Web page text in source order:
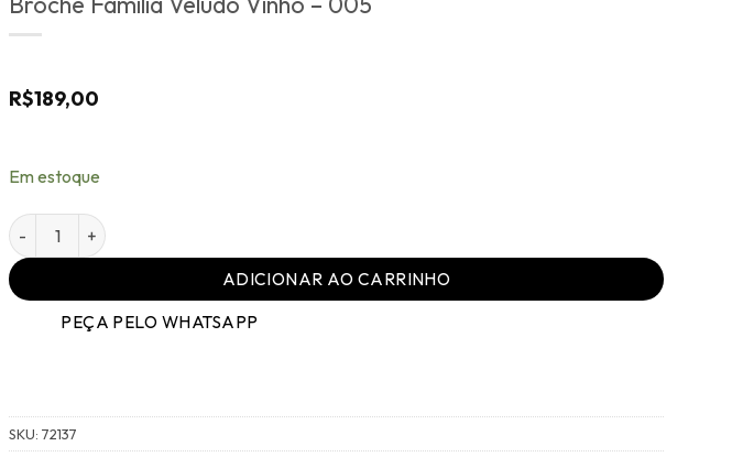
R$189,00
Em estoque
Broche Família Veludo Vinho - 005 quantidade
ADICIONAR AO CARRINHO
PEÇA PELO WHATSAPP
SKU: 72137